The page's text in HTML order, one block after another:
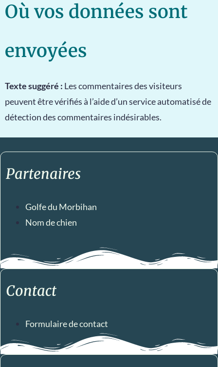
Où vos données sont
envoyées
Texte suggéré : Les commentaires des visiteurs
peuvent être vérifiés à l’aide d’un service automatisé de
détection des commentaires indésirables.
Partenaires
Golfe du Morbihan
Nom de chien
Contact
Formulaire de contact